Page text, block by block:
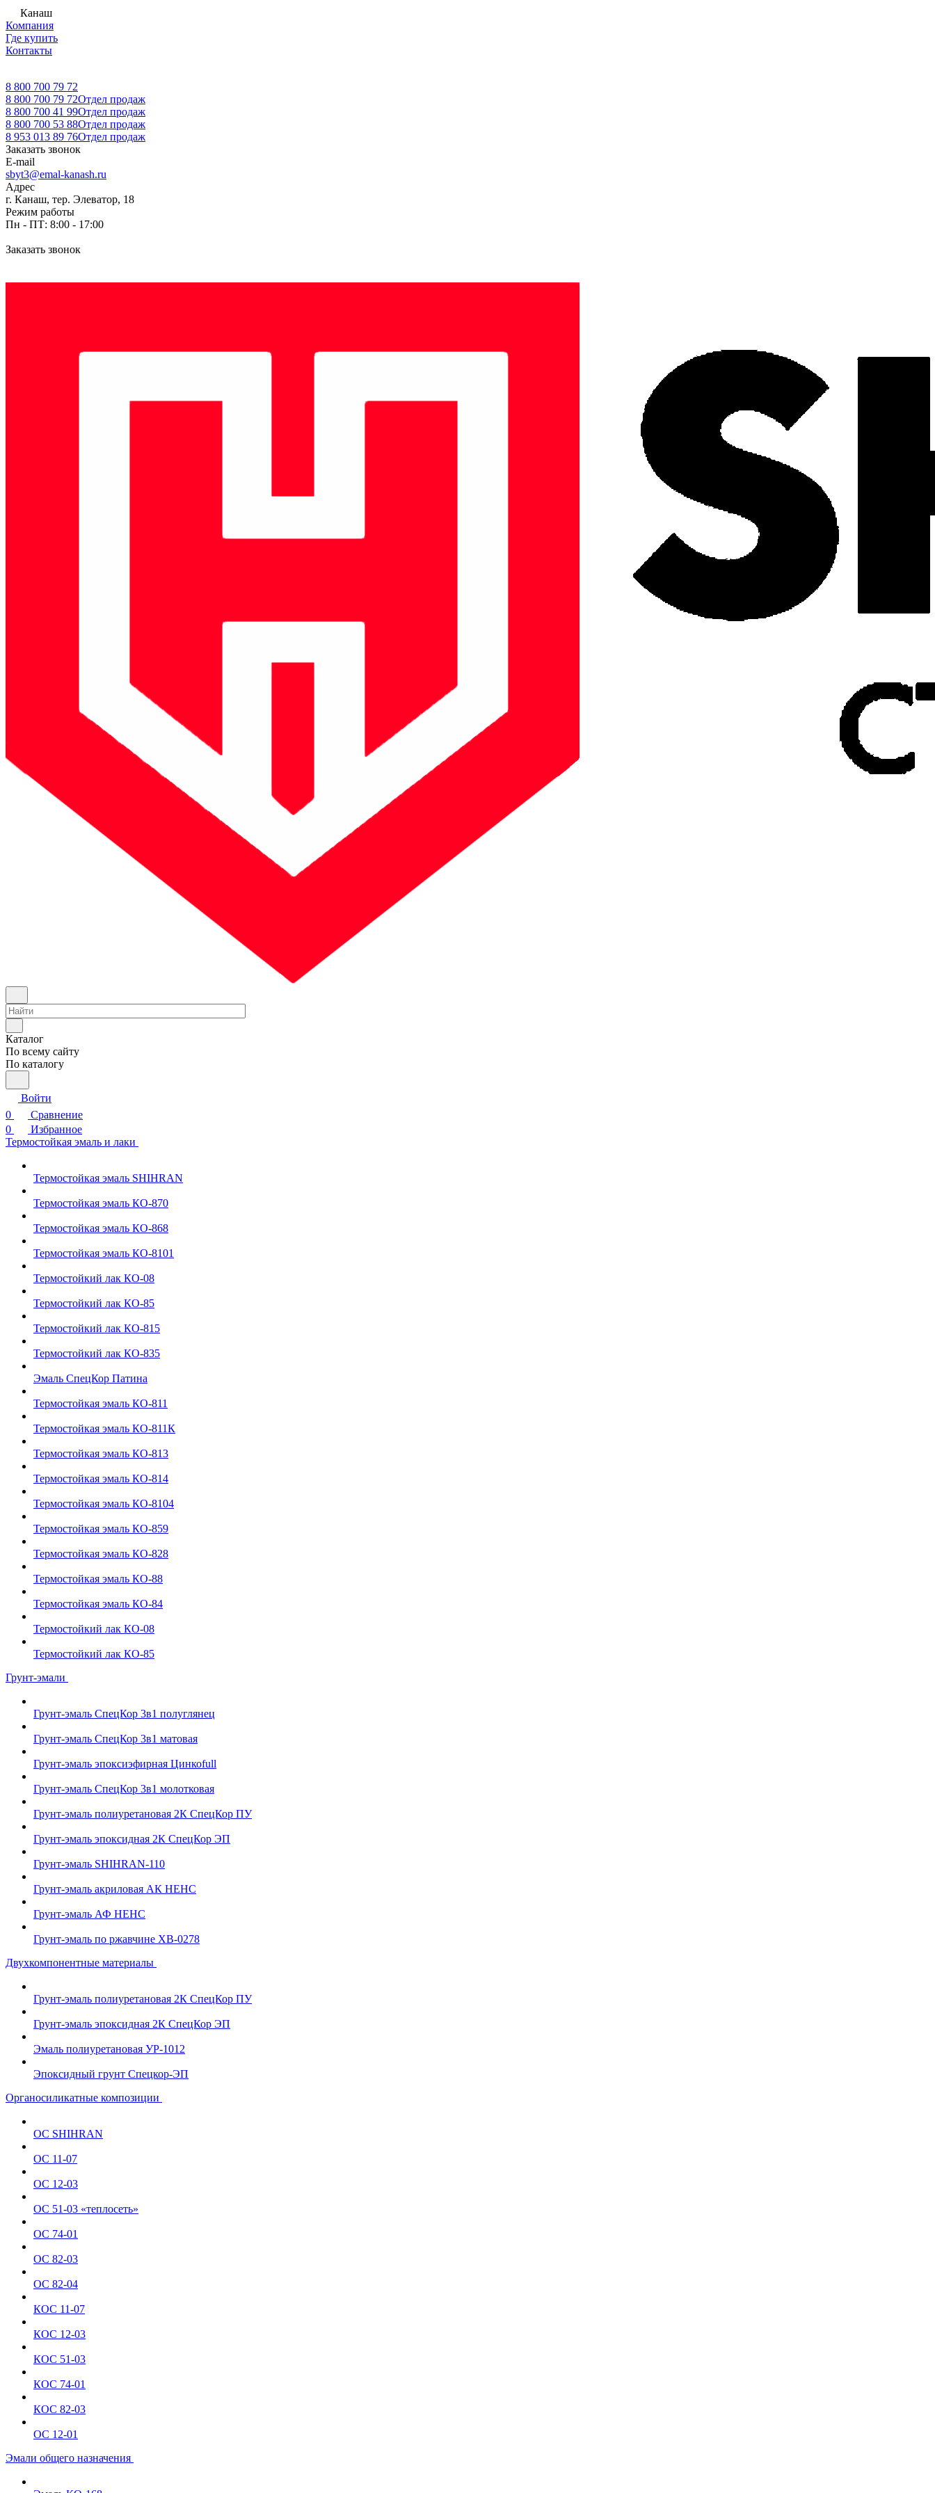
Канаш
Компания
Где купить
Контакты
8 800 700 79 72
8 800 700 79 72Отдел продаж
8 800 700 41 99Отдел продаж
8 800 700 53 88Отдел продаж
8 953 013 89 76Отдел продаж
Заказать звонок
E-mail
sbyt3@emal-kanash.ru
Адрес
г. Канаш, тер. Элеватор, 18
Режим работы
Пн - ПТ: 8:00 - 17:00
Заказать звонок
Каталог
По всему сайту
По каталогу
Войти
0
Сравнение
0
Избранное
Термостойкая эмаль и лаки
Термостойкая эмаль SHIHRAN
Термостойкая эмаль КО-870
Термостойкая эмаль КО-868
Термостойкая эмаль КО-8101
Термостойкий лак КО-08
Термостойкий лак КО-85
Термостойкий лак КО-815
Термостойкий лак КО-835
Эмаль СпецКор Патина
Термостойкая эмаль КО-811
Термостойкая эмаль КО-811К
Термостойкая эмаль КО-813
Термостойкая эмаль КО-814
Термостойкая эмаль КО-8104
Термостойкая эмаль КО-859
Термостойкая эмаль КО-828
Термостойкая эмаль КО-88
Термостойкая эмаль КО-84
Термостойкий лак КО-08
Термостойкий лак КО-85
Грунт-эмали
Грунт-эмаль СпецКор 3в1 полуглянец
Грунт-эмаль СпецКор 3в1 матовая
Грунт-эмаль эпоксиэфирная Цинкоfull
Грунт-эмаль СпецКор 3в1 молотковая
Грунт-эмаль полиуретановая 2К СпецКор ПУ
Грунт-эмаль эпоксидная 2К СпецКор ЭП
Грунт-эмаль SHIHRAN-110
Грунт-эмаль акриловая АК НЕНС
Грунт-эмаль АФ НЕНС
Грунт-эмаль по ржавчине ХВ-0278
Двухкомпонентные материалы
Грунт-эмаль полиуретановая 2К СпецКор ПУ
Грунт-эмаль эпоксидная 2К СпецКор ЭП
Эмаль полиуретановая УР-1012
Эпоксидный грунт Спецкор-ЭП
Органосиликатные композиции
ОС SHIHRAN
ОС 11-07
ОС 12-03
ОС 51-03 «теплосеть»
ОС 74-01
ОС 82-03
ОС 82-04
КОС 11-07
КОС 12-03
КОС 51-03
КОС 74-01
КОС 82-03
ОС 12-01
Эмали общего назначения